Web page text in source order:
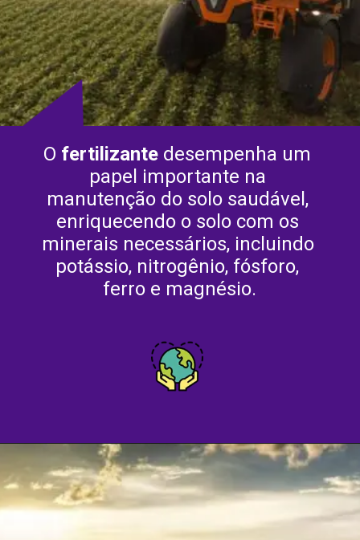
O fertilizante desempenha um
papel importante na
manutenção do solo saudável,
enriquecendo o solo com os
minerais necessários, incluindo
potássio, nitrogênio, fósforo,
ferro e magnésio.